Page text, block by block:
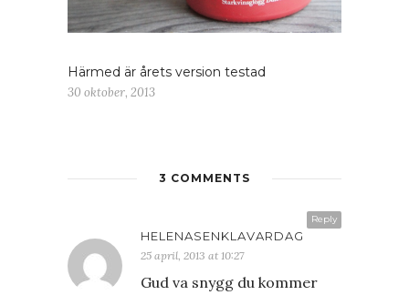
Härmed är årets version testad
30 oktober, 2013
3 COMMENTS
Reply
HELENASENKLAVARDAG
25 april, 2013 at 10:27
Gud va snygg du kommer